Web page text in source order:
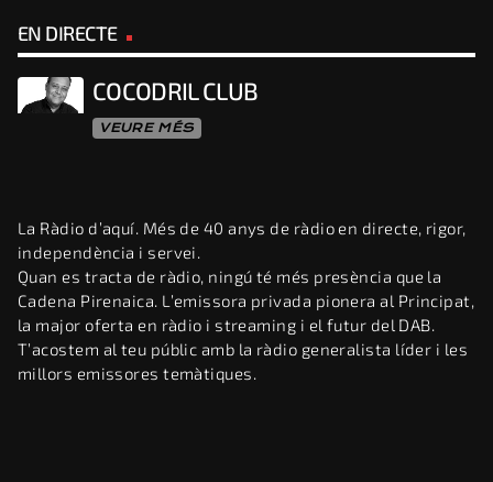
EN DIRECTE
COCODRIL CLUB
VEURE MÉS
La Ràdio d’aquí. Més de 40 anys de ràdio en directe, rigor,
independència i servei.
Quan es tracta de ràdio, ningú té més presència que la
Cadena Pirenaica. L’emissora privada pionera al Principat,
la major oferta en ràdio i streaming i el futur del DAB.
T’acostem al teu públic amb la ràdio generalista líder i les
millors emissores temàtiques.